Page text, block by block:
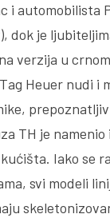
i automobilista
dok je
verzija u
Heuer nudi i
TH je namenio
Iako se
svi modeli